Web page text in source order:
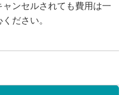
ンセルされても費用は一
ださい。